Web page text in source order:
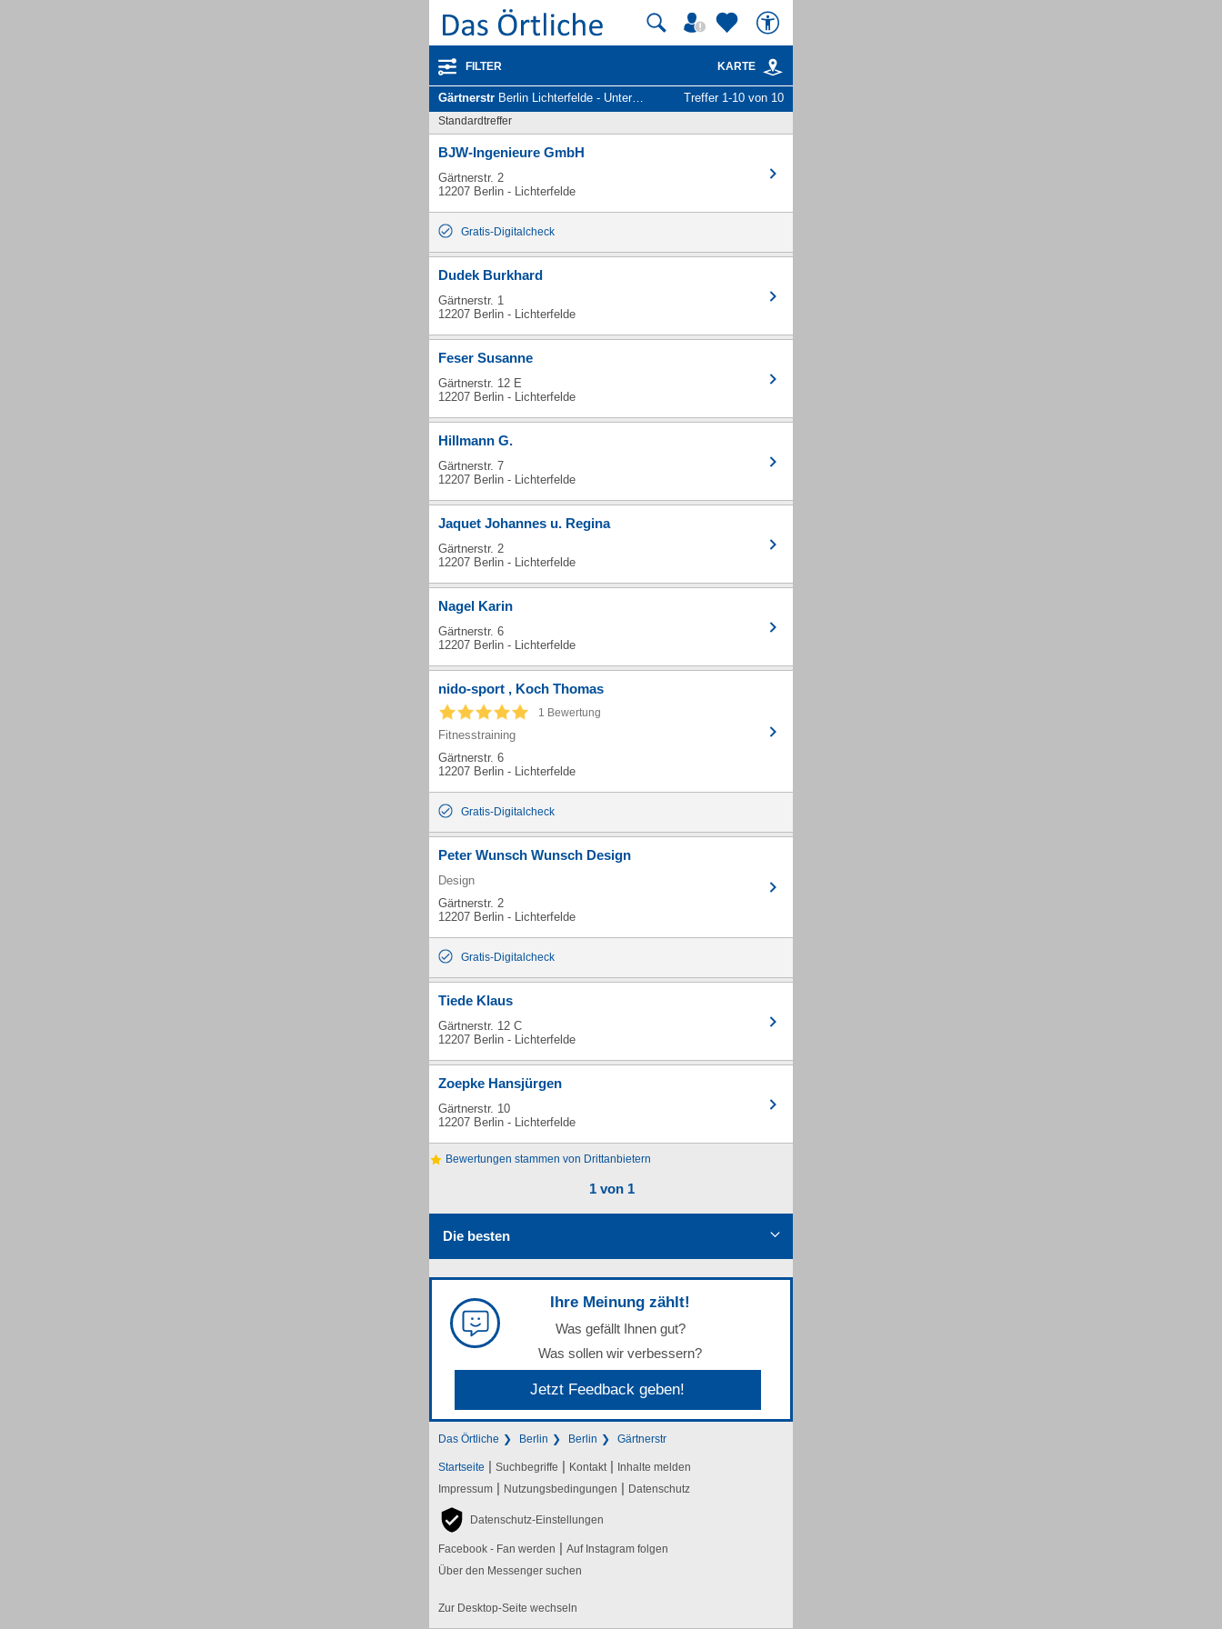
FILTER KARTE
Gärtnerstr Berlin Lichterfelde - Unternehmen und Personen Treffer 1-10 von 10
Standardtreffer
BJW-Ingenieure GmbH
Gärtnerstr. 2
12207 Berlin - Lichterfelde
Gratis-Digitalcheck
Dudek Burkhard
Gärtnerstr. 1
12207 Berlin - Lichterfelde
Feser Susanne
Gärtnerstr. 12 E
12207 Berlin - Lichterfelde
Hillmann G.
Gärtnerstr. 7
12207 Berlin - Lichterfelde
Jaquet Johannes u. Regina
Gärtnerstr. 2
12207 Berlin - Lichterfelde
Nagel Karin
Gärtnerstr. 6
12207 Berlin - Lichterfelde
nido-sport , Koch Thomas
1 Bewertung
Fitnesstraining
Gärtnerstr. 6
12207 Berlin - Lichterfelde
Gratis-Digitalcheck
Peter Wunsch Wunsch Design
Design
Gärtnerstr. 2
12207 Berlin - Lichterfelde
Gratis-Digitalcheck
Tiede Klaus
Gärtnerstr. 12 C
12207 Berlin - Lichterfelde
Zoepke Hansjürgen
Gärtnerstr. 10
12207 Berlin - Lichterfelde
Bewertungen stammen von Drittanbietern
1 von 1
Die besten
Ihre Meinung zählt!
Was gefällt Ihnen gut?
Was sollen wir verbessern?
Jetzt Feedback geben!
Das Örtliche Berlin Berlin Gärtnerstr
Startseite | Suchbegriffe | Kontakt | Inhalte melden
Impressum | Nutzungsbedingungen | Datenschutz
Datenschutz-Einstellungen
Facebook - Fan werden | Auf Instagram folgen
Über den Messenger suchen
Zur Desktop-Seite wechseln